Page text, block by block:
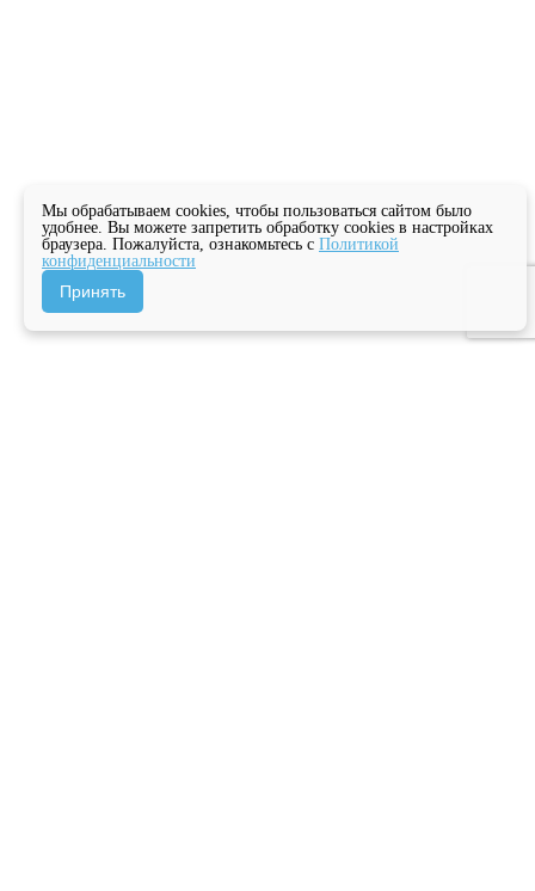
Мы обрабатываем cookies, чтобы пользоваться сайтом было
удобнее. Вы можете запретить обработку cookies в настройках
браузера. Пожалуйста, ознакомьтесь с Политикой
конфиденциальности
Принять